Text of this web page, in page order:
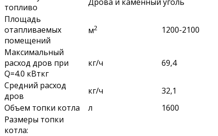
топливо
Площадь
отапливаемых
помещений
м2 1200-2100
Максимальный
расход дров при
Q=4.0 кВткг
кг/ч 69,4
Средний расход
дров
кг/ч
32,1
Объем топки котла
л
1600
Размеры топки
котла: